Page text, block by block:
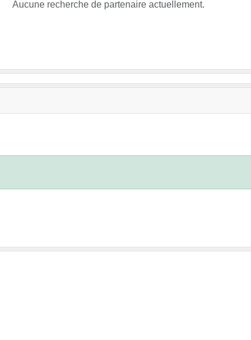
Aucune recherche de partenaire actuellement.